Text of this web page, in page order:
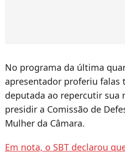
No programa da última
apresentador proferiu falas
deputada ao repercutir sua
presidir a Comissão de
Mulher da Câmara.
Em nota, o SBT declarou